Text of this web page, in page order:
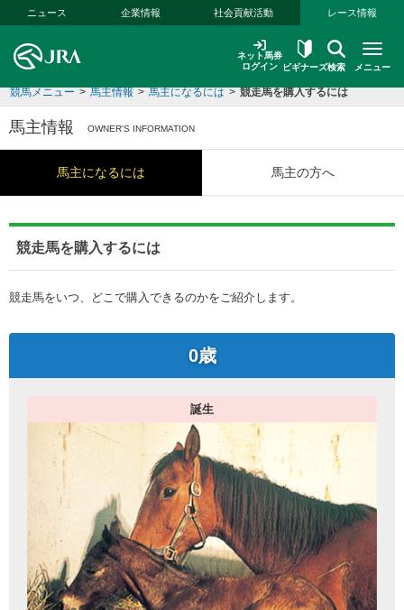
本文へ移動する
ニュース 企業情報 社会貢献活動 レース情報
ネット馬券
ログイン
ビギナーズ検索 メニュー
競馬メニュー > 馬主情報 > 馬主になるには > 競走馬を購入するには
馬主情報 OWNER'S INFORMATION
馬主になるには 馬主の方へ
競走馬を購入するには
競走馬をいつ、どこで購入できるのかをご紹介します。
0歳
誕生